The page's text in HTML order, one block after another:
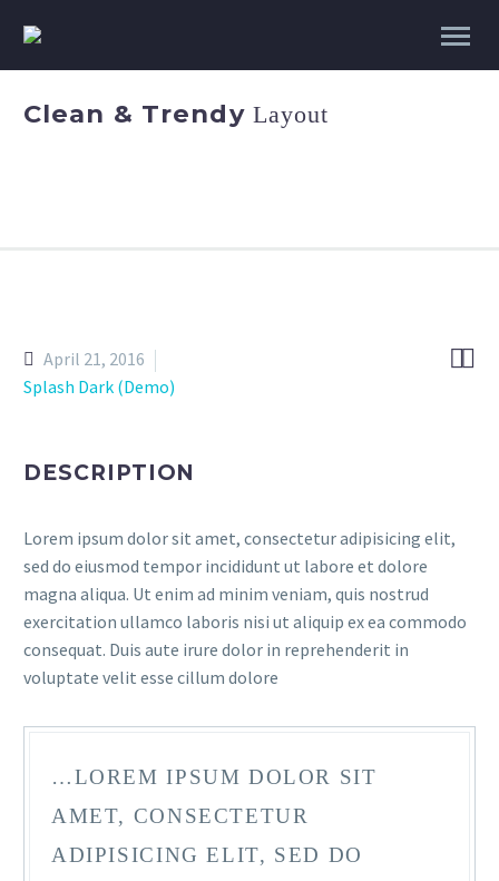
Clean & Trendy Layout

April 21, 2016
Splash Dark (Demo)
DESCRIPTION
Lorem ipsum dolor sit amet, consectetur adipisicing elit,
sed do eiusmod tempor incididunt ut labore et dolore
magna aliqua. Ut enim ad minim veniam, quis nostrud
exercitation ullamco laboris nisi ut aliquip ex ea commodo
consequat. Duis aute irure dolor in reprehenderit in
voluptate velit esse cillum dolore
…LOREM IPSUM DOLOR SIT
AMET, CONSECTETUR
ADIPISICING ELIT, SED DO